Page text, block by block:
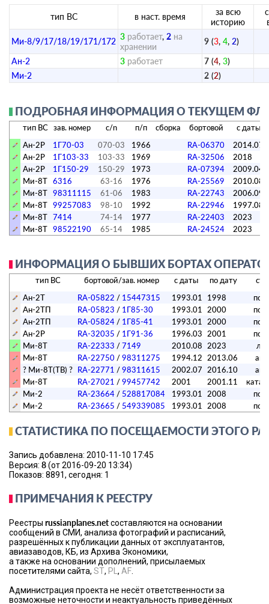
тип ВС в наст. время
за всю
историю
Ми-8/9/17/18/19/171/172 3 работает, 2 на
хранении
9 (3, 4, 2)
Ан-2
3 работает 7 (4, 3)
Ми-2
2 (2)
ПОДРОБНАЯ ИНФОРМАЦИЯ О ТЕКУЩЕМ
тип ВС зав. номер c/n п/п сборка бортовой
с даты
Ан-2Р
1Г70-03 070-03 1966 RA-06370
2014.07
Ан-2Р
1Г103-33 103-33 1969 RA-32506
2018
Ан-2Р
1Г150-29 150-29 1973 RA-07394
2009.04
Ми-8Т 6316 63-16 1976 RA-25569
2010.08
Ми-8Т 98311115 61-06 1983 RA-22743
2006.09
Ми-8Т 99257083 98-10 1992 RA-22946
1997.08
Ми-8Т 7414 74-14 1977 RA-22403
2023
Ми-8Т 98522190 65-14 1985 RA-24524 2023
ИНФОРМАЦИЯ О БЫВШИХ БОРТАХ
тип ВС бортовой/зав. номер с даты по дату
Ан-2Т
RA-05822 / 15447315 1993.01 1998
Ан-2ТП
RA-05823 / 1Г85-30 1993.01 2000
Ан-2ТП
RA-05824 / 1Г85-41 1993.01 2000
Ан-2Р
RA-32035 / 1Г91-36 1996.03 2001
Ми-8Т
RA-22333 /7149 2010.08 2023
Ми-8Т
RA-22750 /98311275 1994.12 2013.06
? Ми-8Т(ТВ) ? RA-22771 /98311615 2002.07 2016.10
Ми-8Т
RA-27021 /99457742 2001 2001.11
Ми-2
RA-23664 / 528817084 1993.01 2008
Ми-2
RA-23665 / 549339085 1993.01 2008
СТАТИСТИКА ПО ПОСЕЩАЕМОСТИ ЭТОГО
Запись добавлена: 2010-11-10 17:45
Версия: 8(от 2016-09-20 13:34)
Показов: 8891, сегодня: 1
ПРИМЕЧАНИЯ К РЕЕСТРУ
Реестры russianplanes.netсоставляются на основании
сообщений в СМИ, анализа фотографий и расписаний,
разрешённых к публикации данных от эксплуатантов,
авиазаводов, КБ, из Архива Экономики,
а также на основании дополнений, присылаемых
посетителями сайта, ST, PL , AF
Администрация проекта не несёт ответственности за
возможные неточности и неактуальность приведённых